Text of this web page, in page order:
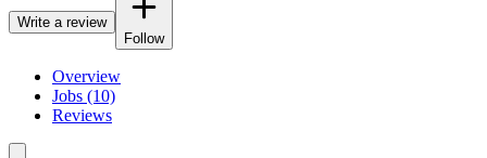
Write a review
Follow
Overview
Jobs (10)
Reviews